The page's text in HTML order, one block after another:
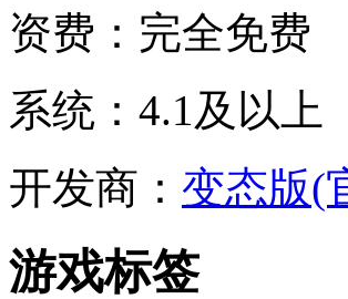
资费： 完全免费
系统： 4.1及以上
开发商： 变态版(
游戏标签